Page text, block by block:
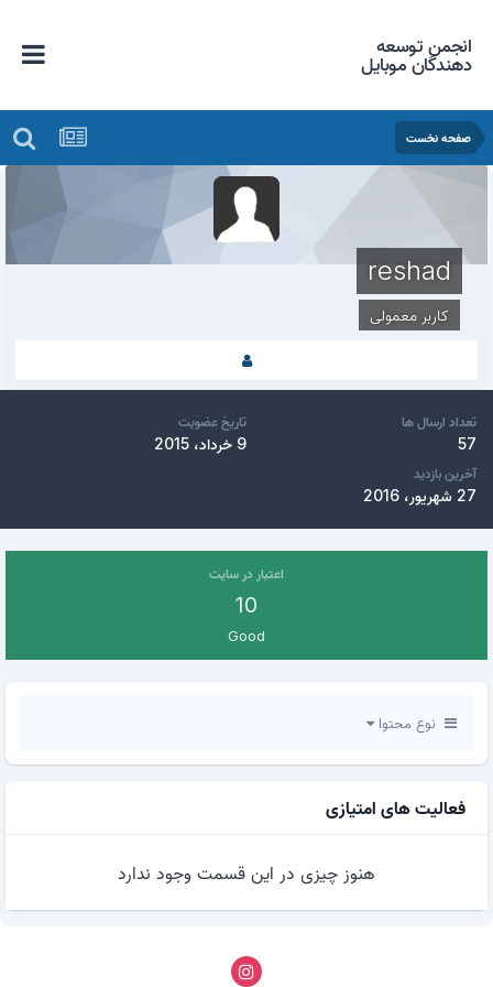
انجمن توسعه
دهندگان موبایل
صفحه نخست
reshad
کاربر معمولی
تعداد ارسال ها
57
تاریخ عضویت
9 خرداد، 2015
آخرین بازدید
27 شهریور، 2016
اعتبار در سایت
10
Good
نوع محتوا
فعالیت های امتیازی
هنوز چیزی در این قسمت وجود ندارد